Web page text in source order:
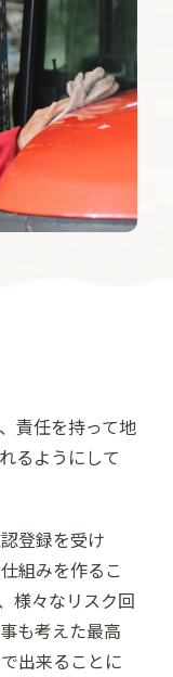
責任を持って地
るようにして
登録を受け
組みを作るこ
様々なリスク回
も考えた最高
出来ることに